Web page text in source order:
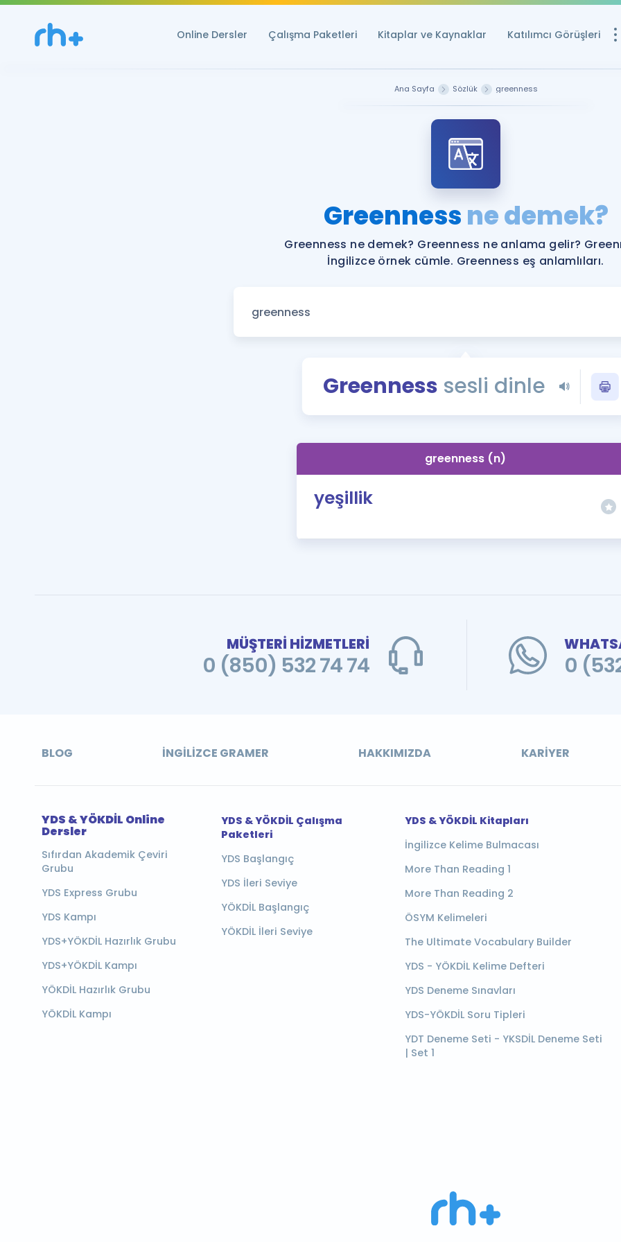
Online Dersler Çalışma Paketleri Kitaplar ve Kaynaklar Katılımcı Görüşleri
Ücretsiz
YDS ve YÖKDİL
YDS ve YÖKDİL'e
Tüm ÖSYM
YDS - YÖKDİL
İngilizce
Ana Sayfa Sözlük greenness
Greennessne demek?
Greenness ne demek? Greenness ne anlama gelir?
İngilizce örnek cümle. Greenness eş anlamlıları.
Greenness sesli dinle
greenness (n)
yeşillik
MÜŞTERİ HİZMETLERİ
0 (850) 532 74 74 0
BLOG İNGILIZCE GRAMER HAKKIMIZDA KARIYER
YDS & YÖKDİL Online
Dersler
Sıfırdan Akademik Çeviri
Grubu
YDS Express Grubu
YDS Kampı
YDS+YÖKDİL Hazırlık Grubu
YDS+YÖKDİL Kampı
YÖKDİL Hazırlık Grubu
YÖKDİL Kampı
YDS & YÖKDİL Çalışma
Paketleri
YDS Başlangıç
YDS İleri Seviye
YÖKDİL Başlangıç
YÖKDİL İleri Seviye
YDS & YÖKDİL Kitapları
İngilizce Kelime Bulmacası
More Than Reading 1
More Than Reading 2
ÖSYM Kelimeleri
The Ultimate Vocabulary Builder
YDS - YÖKDİL Kelime Defteri
YDS Deneme Sınavları
YDS-YÖKDİL Soru Tipleri
YDT Deneme Seti - YKSDİL Deneme Seti
| Set 1